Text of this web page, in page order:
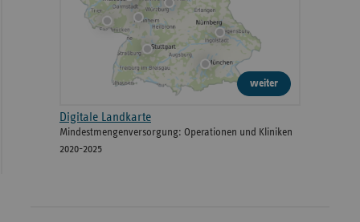
weiter
Digitale Landkarte
Mindestmengenversorgung: Operationen und Kliniken
2020-2025